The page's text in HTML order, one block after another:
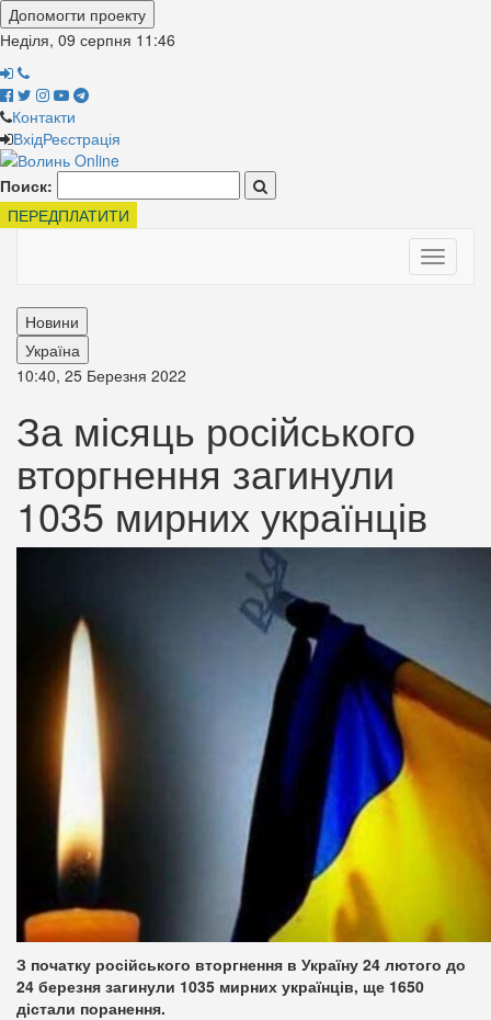
Допомогти проекту
Неділя, 09 серпня 11:46
Контакти
ВхідРеєстрація
Поиск:
ПЕРЕДПЛАТИТИ
Toggle
Новини
Україна
10:40, 25 Березня 2022
За місяць російського
вторгнення загинули
1035 мирних українців
З початку російського вторгнення в Україну 24 лютого до
24 березня загинули 1035 мирних українців, ще 1650
дістали поранення.